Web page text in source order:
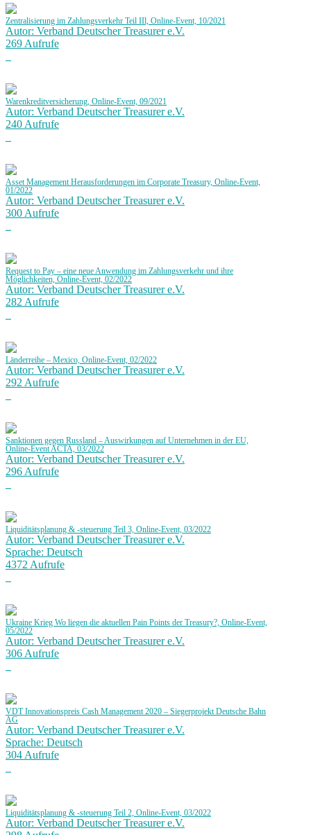
Zentralisierung im Zahlungsverkehr Teil IIl, Online-Event, 10/2021
Autor: Verband Deutscher Treasurer e.V.
269 Aufrufe
Warenkreditversicherung, Online-Event, 09/2021
Autor: Verband Deutscher Treasurer e.V.
240 Aufrufe
Asset Management Herausforderungen im Corporate Treasury, Online-Event,
01/2022
Autor: Verband Deutscher Treasurer e.V.
300 Aufrufe
Request to Pay – eine neue Anwendung im Zahlungsverkehr und ihre
Möglichkeiten, Online-Event, 02/2022
Autor: Verband Deutscher Treasurer e.V.
282 Aufrufe
Länderreihe – Mexico, Online-Event, 02/2022
Autor: Verband Deutscher Treasurer e.V.
292 Aufrufe
Sanktionen gegen Russland – Auswirkungen auf Unternehmen in der EU,
Online-Event ACTA, 03/2022
Autor: Verband Deutscher Treasurer e.V.
296 Aufrufe
Liquiditätsplanung & -steuerung Teil 3, Online-Event, 03/2022
Autor: Verband Deutscher Treasurer e.V.
Sprache: Deutsch
4372 Aufrufe
Ukraine Krieg Wo liegen die aktuellen Pain Points der Treasury?, Online-Event,
05/2022
Autor: Verband Deutscher Treasurer e.V.
306 Aufrufe
VDT Innovationspreis Cash Management 2020 – Siegerprojekt Deutsche Bahn
AG
Autor: Verband Deutscher Treasurer e.V.
Sprache: Deutsch
304 Aufrufe
Liquiditätsplanung & -steuerung Teil 2, Online-Event, 03/2022
Autor: Verband Deutscher Treasurer e.V.